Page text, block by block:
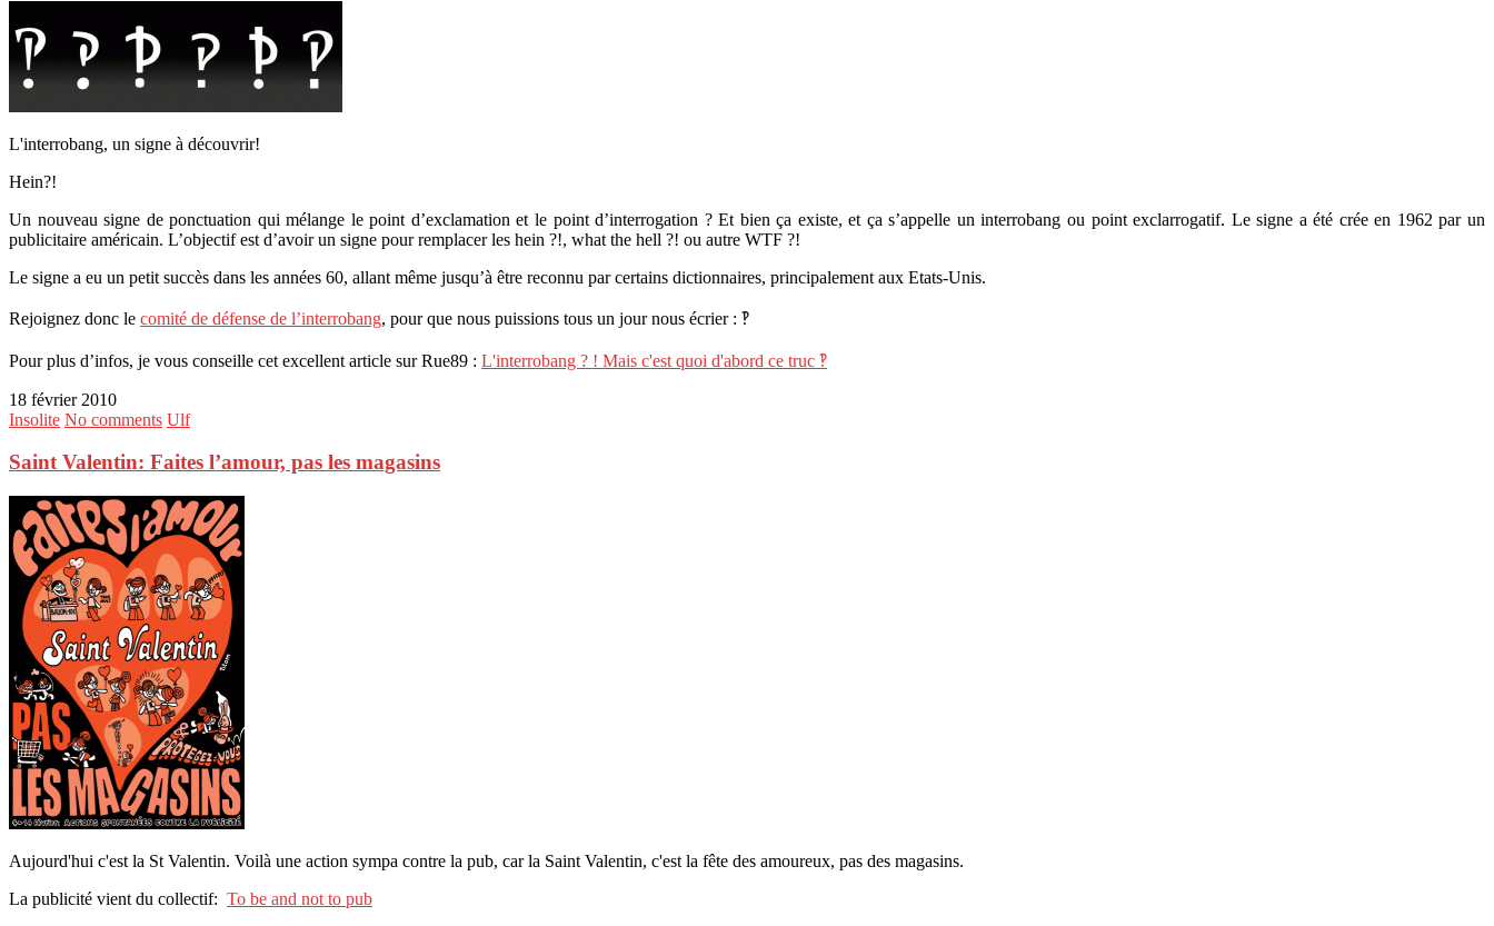
L'interrobang, un signe à découvrir!
Hein?!
Un nouveau signe de ponctuation qui mélange le point d’exclamation et le point d’interrogation ? Et bien ça existe, et ça s’appelle un interrobang ou point exclarrogatif. Le signe a été crée en 1962 par un
publicitaire américain. L’objectif est d’avoir un signe pour remplacer les hein ?!, what the hell ?! ou autre WTF ?!
Le signe a eu un petit succès dans les années 60, allant même jusqu’à être reconnu par certains dictionnaires, principalement aux Etats-Unis.
Rejoignez donc le comité de défense de l’interrobang, pour que nous puissions tous un jour nous écrier : ‽
Pour plus d’infos, je vous conseille cet excellent article sur Rue89 : L'interrobang ? ! Mais c'est quoi d'abord ce truc ‽
18 février 2010
Insolite No comments Ulf
Saint Valentin: Faites l’amour, pas les magasins
Aujourd'hui c'est la St Valentin. Voilà une action sympa contre la pub, car la Saint Valentin, c'est la fête des amoureux, pas des magasins.
La publicité vient du collectif: To be and not to pub